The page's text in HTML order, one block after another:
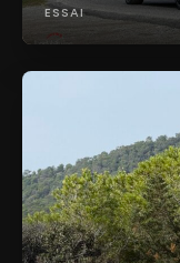
ESSAI